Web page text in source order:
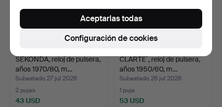
SEKONDA, reloj de pulsera,
años 1970/80, m…
Subastado 27 jul 2026
2 pujas
43 USD
CLARTE´, reloj de pulsera,
años 1950/60, m…
Subastado 26 jul 2026
1 puja
53 USD
Configuración de cookies
Aceptarlas todas